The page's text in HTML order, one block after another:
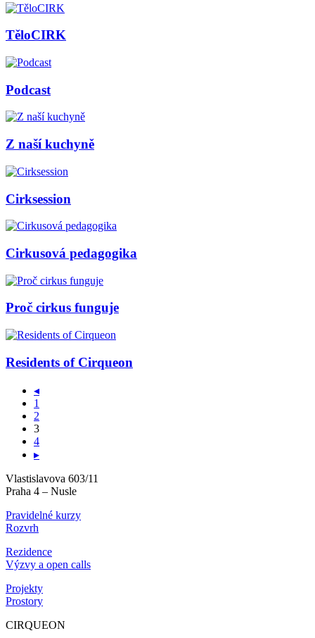
TěloCIRK
Podcast
Z naší kuchyně
Cirksession
Cirkusová pedagogika
Proč cirkus funguje
Residents of Cirqueon
◂
1
2
3
4
▸
Vlastislavova 603/11
Praha 4 – Nusle
Pravidelné kurzy
Rozvrh
Rezidence
Výzvy a open calls
Projekty
Prostory
CIRQUEON